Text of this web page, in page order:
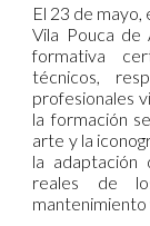
El 23 de mayo,
Vila Pouca de
formativa
técnicos,
profesionales
la formación
arte y la
la adaptación
reales de
mantenimiento